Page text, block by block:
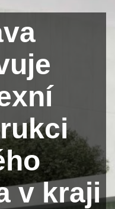
v kraji